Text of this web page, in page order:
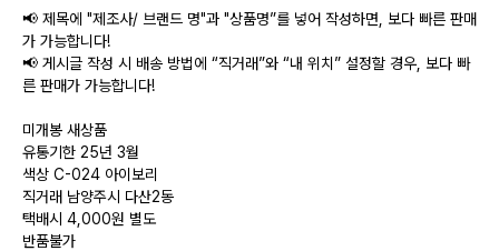
📢 제목에 "제조사/ 브랜드 명"과 "상품명”를 넣어 작성하면, 보다 빠른 판매
가 가능합니다!
📢 게시글 작성 시 배송 방법에 “직거래”와 “내 위치” 설정할 경우, 보다 빠
른 판매가 가능합니다!
미개봉 새상품
유통기한 25년 3월
색상 C-024 아이보리
직거래 남양주시 다산2동
택배시 4,000원 별도
반품불가